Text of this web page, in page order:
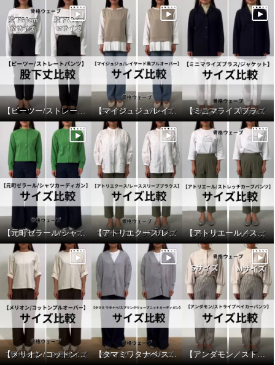
アンダモン 綿１００％ ヒッコリ
ーストライプ ベイカーパンツ ＜
ユニセックス＞
ネイビー
¥0
アンダモン 綿１００％ ヒッコリ
ーストライプ ベイカーパンツ ＜
ユニセックス＞
ネイビー
¥0
【ピーツー/ストレートパンツ】股下丈比較 【マイジュジュ/レイヤード風プルオーバー】サイズ比較 【ミニマライズプラス/ジャケット】サイズ比較
【元町ゼラール/シャツカーディガン】サイズ比較 【アトリエクース/レーススリーブブラウス】サイズ比較 【アトリエール／ストレッチカーブパンツ】サイズ比較
【メリオン/コットンプルオーバー】サイズ比較 【タマミワタナベ/スプリングウェーブニットカーディガン】サイズ比較 【アンダモン／ストライプベイカーパンツ】サイズ比較